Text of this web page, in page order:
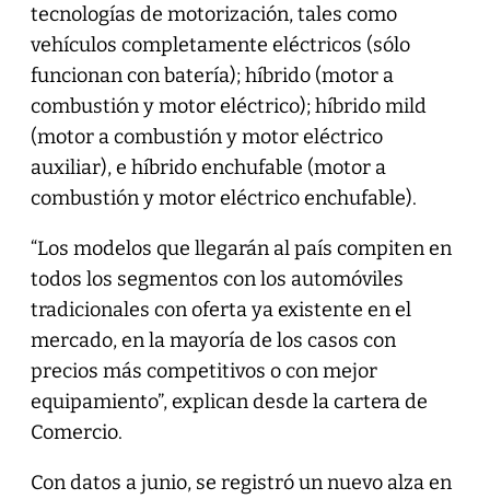
tecnologías de motorización, tales como
vehículos completamente eléctricos (sólo
funcionan con batería); híbrido (motor a
combustión y motor eléctrico); híbrido mild
(motor a combustión y motor eléctrico
auxiliar), e híbrido enchufable (motor a
combustión y motor eléctrico enchufable).
“Los modelos que llegarán al país compiten en
todos los segmentos con los automóviles
tradicionales con oferta ya existente en el
mercado, en la mayoría de los casos con
precios más competitivos o con mejor
equipamiento”, explican desde la cartera de
Comercio.
Con datos a junio, se registró un nuevo alza en